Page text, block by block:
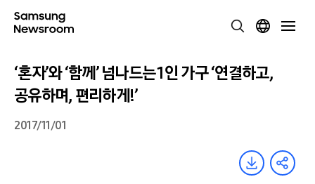
‘혼자’와 ‘함께’ 넘나드는 1인 가구 ‘연결하고,
공유하며, 편리하게!’
2017/11/01